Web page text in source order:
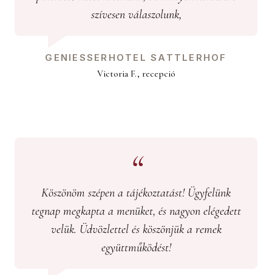
szívesen válaszolunk,
GENIESSERHOTEL SATTLERHOF
Victoria F., recepció
Köszönöm szépen a tájékoztatást! Ügyfelünk
tegnap megkapta a menüket, és nagyon elégedett
velük. Üdvözlettel és köszönjük a remek
együttműködést!